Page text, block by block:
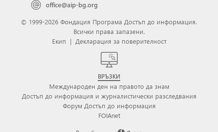
office@aip-bg.org
© 1999-2026 Фондация Програма Достъп до информация.
Всички права запазени.
Екип | Декларация за поверителност
ВРЪЗКИ
Международен ден на правото да знам
Достъп до информация и журналистически разследвания
Форум Достъп до информация
FOIAnet